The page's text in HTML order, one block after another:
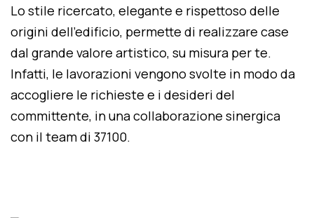
Lo stile ricercato, elegante e rispettoso delle
origini dell'edificio, permette di realizzare case
dal grande valore artistico, su misura per te.
Infatti, le lavorazioni vengono svolte in modo da
accogliere le richieste e i desideri del
committente, in una collaborazione sinergica
con il team di 37100.